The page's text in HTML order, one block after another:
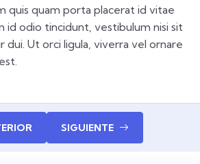
quis quam porta placerat id vitae
id odio tincidunt, vestibulum nisi sit
Ut orci ligula, viverra vel ornare
SIGUIENTE